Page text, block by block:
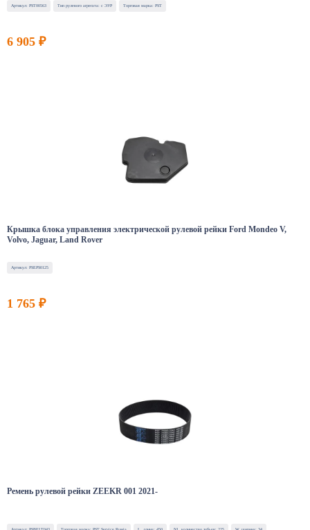
Артикул: PST00563 Тип рулевого агрегата: с ЭУР Торговая марка: PST
6 905 ₽
Крышка блока управления электрической рулевой рейки Ford Mondeo V,
Volvo, Jaguar, Land Rover
Артикул: PSEPS0125
1 765 ₽
Ремень рулевой рейки ZEEKR 001 2021-